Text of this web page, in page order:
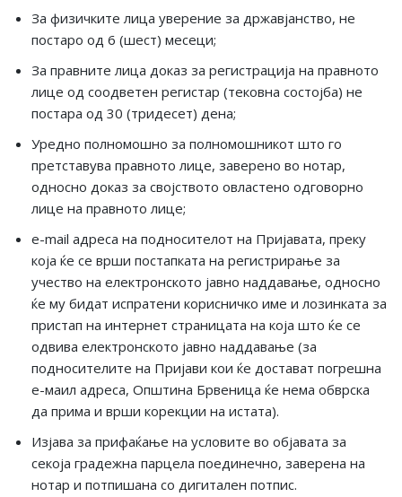
За физичките лица уверение за државјанство, не
постаро од 6 (шест) месеци;
За правните лица доказ за регистрација на правното
лице од соодветен регистар (тековна состојба) не
постара од 30 (тридесет) дена;
Уредно полномошно за полномошникот што го
претставува правното лице, заверено во нотар,
односно доказ за својството овластено одговорно
лице на правното лице;
e-mail адреса на подносителот на Пријавата, преку
која ќе се врши постапката на регистрирање за
учество на електронското јавно наддавање, односно
ќе му бидат испратени корисничко име и лозинката за
пристап на интернет страницата на која што ќе се
одвива електронското јавно наддавање (за
подносителите на Пријави кои ќе достават погрешна
е-маил адреса, Општина Брвеница ќе нема обврска
да прима и врши корекции на истата).
Изјава за прифаќање на условите во објавата за
секоја градежна парцела поединечно, заверена на
нотар и потпишана со дигитален потпис.